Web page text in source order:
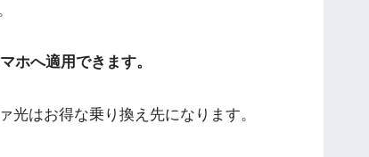
ホへ適用できます。
光はお得な乗り換え先になります。